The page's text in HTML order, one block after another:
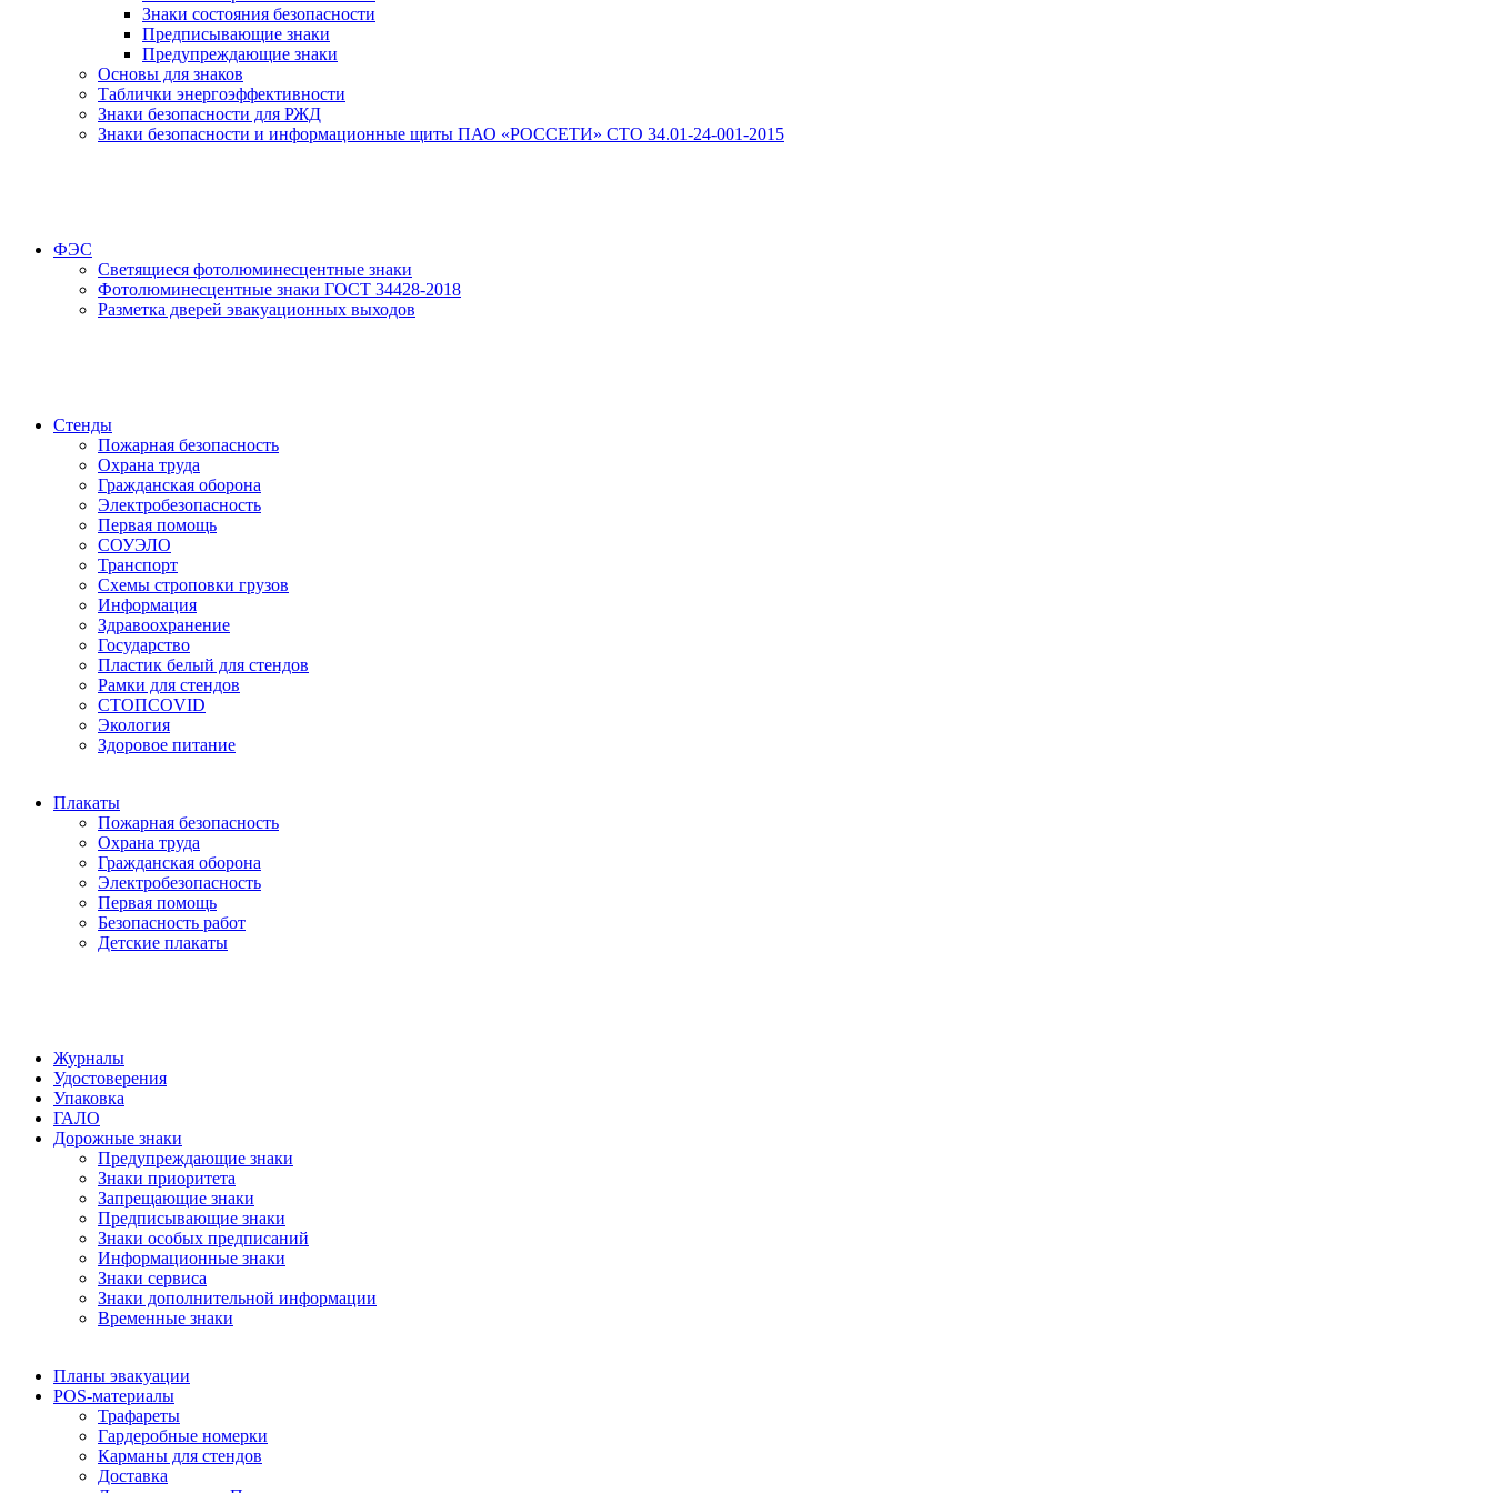
Знаки состояния безопасности
Предписывающие знаки
Предупреждающие знаки
Основы для знаков
Таблички энергоэффективности
Знаки безопасности для РЖД
Знаки безопасности и информационные щиты ПАО «РОССЕТИ» СТО 34.01-24-001-2015
ФЭС
Светящиеся фотолюминесцентные знаки
Фотолюминесцентные знаки ГОСТ 34428-2018
Разметка дверей эвакуационных выходов
Стенды
Пожарная безопасность
Охрана труда
Гражданская оборона
Электробезопасность
Первая помощь
СОУЭЛО
Транспорт
Схемы строповки грузов
Информация
Здравоохранение
Государство
Пластик белый для стендов
Рамки для стендов
СТОПCOVID
Экология
Здоровое питание
Плакаты
Пожарная безопасность
Охрана труда
Гражданская оборона
Электробезопасность
Первая помощь
Безопасность работ
Детские плакаты
Журналы
Удостоверения
Упаковка
ГАЛО
Дорожные знаки
Предупреждающие знаки
Знаки приоритета
Запрещающие знаки
Предписывающие знаки
Знаки особых предписаний
Информационные знаки
Знаки сервиса
Знаки дополнительной информации
Временные знаки
Планы эвакуации
POS-материалы
Трафареты
Гардеробные номерки
Карманы для стендов
Доставка